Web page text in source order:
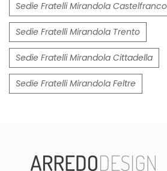
Sedie Fratelli Mirandola
Sedie Fratelli Mirandola Trento
Sedie Fratelli Mirandola Cittadella
Sedie Fratelli Mirandola Feltre